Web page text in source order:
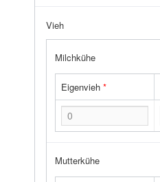
Vieh
Milchkühe
Eigenvieh*
Mutterkühe